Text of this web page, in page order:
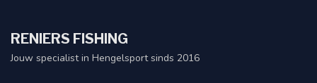
RENIERS FISHING
Jouw specialist in Hengelsport sinds 2016